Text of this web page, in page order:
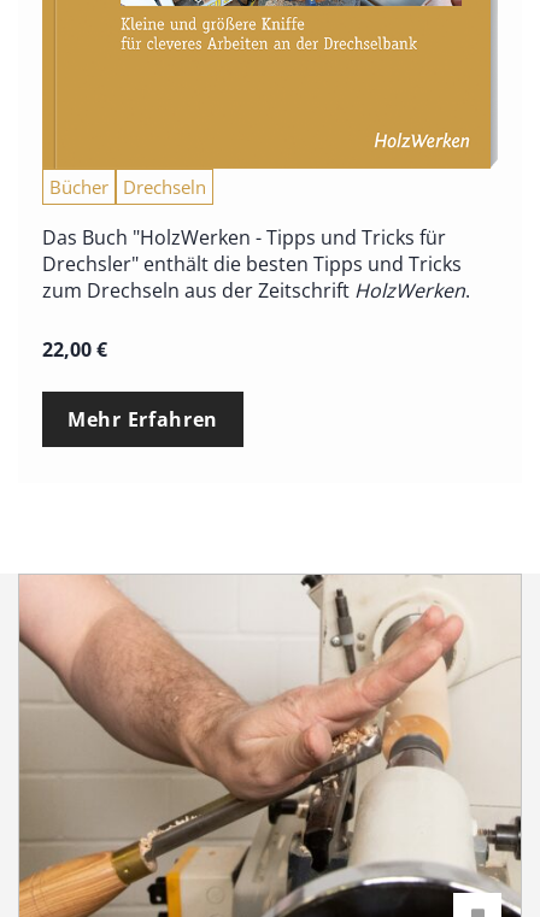
Bücher Drechseln
Das Buch "HolzWerken - Tipps und Tricks für
Drechsler" enthält die besten Tipps und Tricks
zum Drechseln aus der Zeitschrift HolzWerken.
22,00€
Mehr Erfahren